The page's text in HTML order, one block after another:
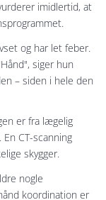
imidlertid, at
og har let feber.
siger hun
– siden i hele den
er fra lægelig
CT-scanning
skygger.
nogle
koordination er